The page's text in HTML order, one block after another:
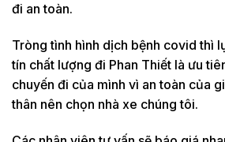
đi an toàn.
Tròng tình hình dịch bệnh covid thì
tín chất lượng đi Phan Thiết là ưu
chuyến đi của mình vì an toàn của
thân nên chọn nhà xe chúng tôi.